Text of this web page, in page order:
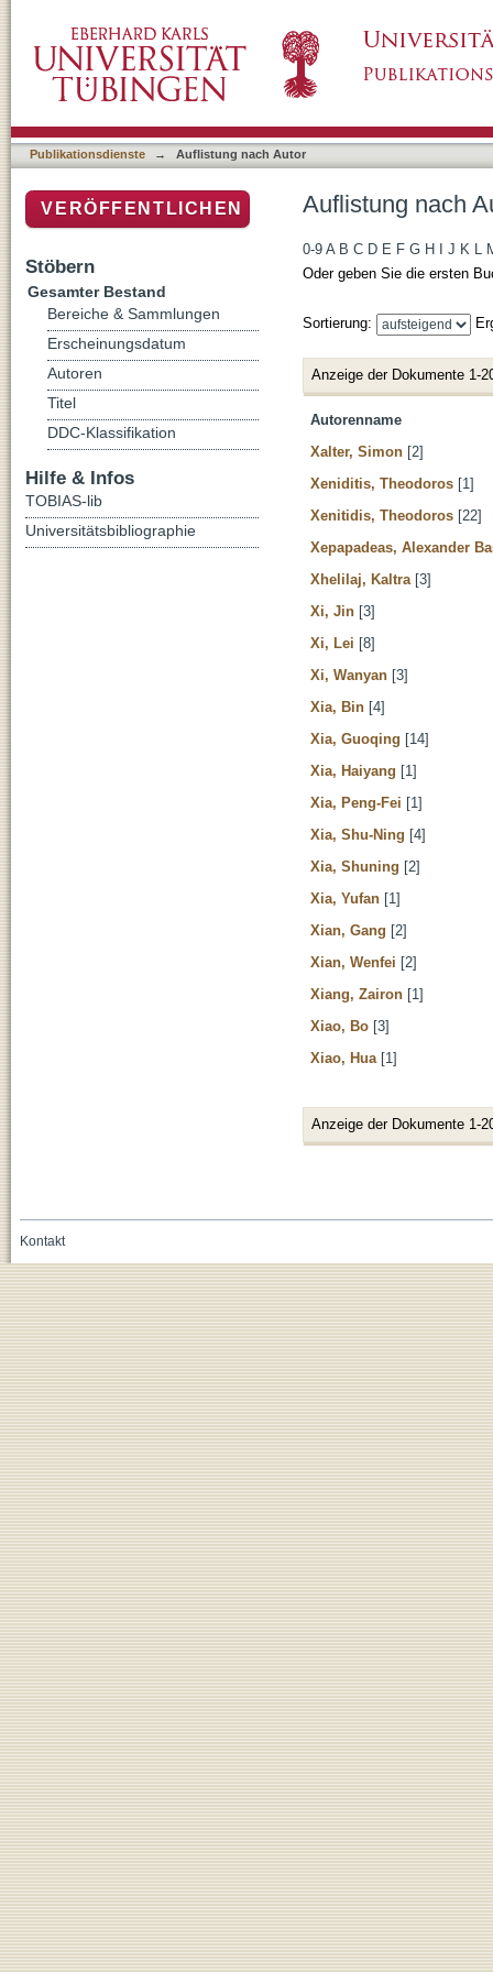
Publikationsdienste → Auflistung nach Autor
Auflistung nach
0-9 A B C D E F G H J K L
Oder geben Sie die ersten
Sortierung:
Anzeige der Dokumente 1-
Autorenname
Xalter, Simon [2]
Xeniditis, Theodoros [1]
Xenitidis, Theodoros [22]
Xepapadeas, Alexander
Xhelilaj, Kaltra [3]
Xi, Jin [3]
Xi, Lei [8]
Xi, Wanyan [3]
Xia, Bin [4]
Xia, Guoqing [14]
Xia, Haiyang [1]
Xia, Peng-Fei [1]
Xia, Shu-Ning [4]
Xia, Shuning [2]
Xia, Yufan [1]
Xian, Gang [2]
Xian, Wenfei [2]
Xiang, Zairon [1]
Xiao, Bo [3]
Xiao, Hua [1]
Anzeige der Dokumente 1-
VERÖFFENTLICHEN
Stöbern
Gesamter Bestand
Bereiche & Sammlungen
Erscheinungsdatum
Autoren
Titel
DDC-Klassifikation
Hilfe & Infos
TOBIAS-lib
Universitätsbibliographie
Kontakt